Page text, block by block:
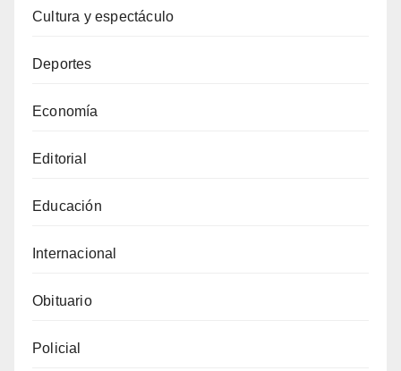
Cultura y espectáculo
Deportes
Economía
Editorial
Educación
Internacional
Obituario
Policial